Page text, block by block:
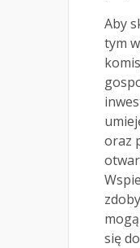
Aby
tym
oraz
się